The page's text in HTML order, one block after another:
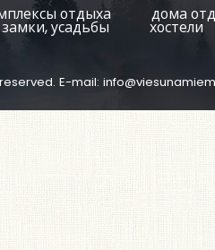
отдыха дома
замки, усадьбы хостели
E-mail: